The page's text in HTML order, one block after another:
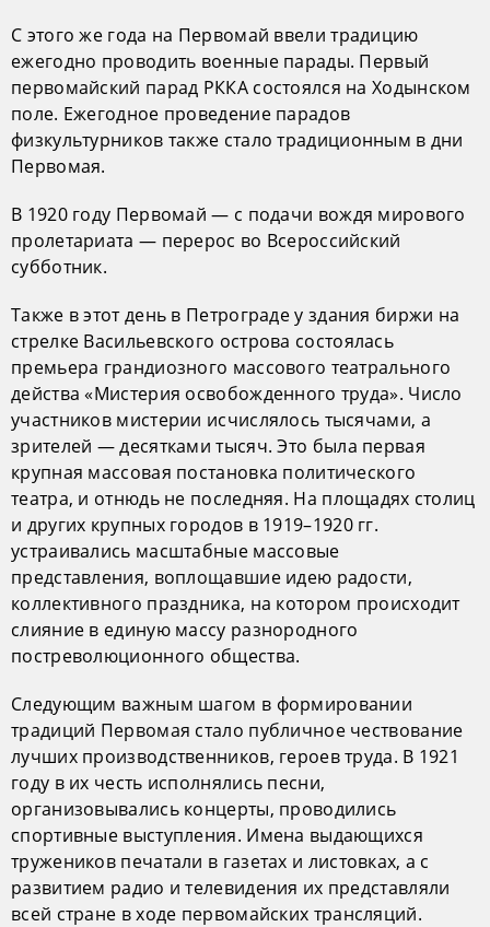
С этого же года на Первомай ввели традицию
ежегодно проводить военные парады. Первый
первомайский парад РККА состоялся на Ходынском
поле. Ежегодное проведение парадов
физкультурников также стало традиционным в дни
Первомая.
В 1920 году Первомай — с подачи вождя мирового
пролетариата — перерос во Всероссийский
субботник.
Также в этот день в Петрограде у здания биржи на
стрелке Васильевского острова состоялась
премьера грандиозного массового театрального
действа «Мистерия освобожденного труда». Число
участников мистерии исчислялось тысячами, а
зрителей — десятками тысяч. Это была первая
крупная массовая постановка политического
театра, и отнюдь не последняя. На площадях столиц
и других крупных городов в 1919–1920 гг.
устраивались масштабные массовые
представления, воплощавшие идею радости,
коллективного праздника, на котором происходит
слияние в единую массу разнородного
постреволюционного общества.
Следующим важным шагом в формировании
традиций Первомая стало публичное чествование
лучших производственников, героев труда. В 1921
году в их честь исполнялись песни,
организовывались концерты, проводились
спортивные выступления. Имена выдающихся
тружеников печатали в газетах и листовках, а с
развитием радио и телевидения их представляли
всей стране в ходе первомайских трансляций.